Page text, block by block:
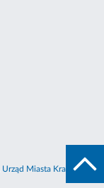
Urząd Miasta Krakowa